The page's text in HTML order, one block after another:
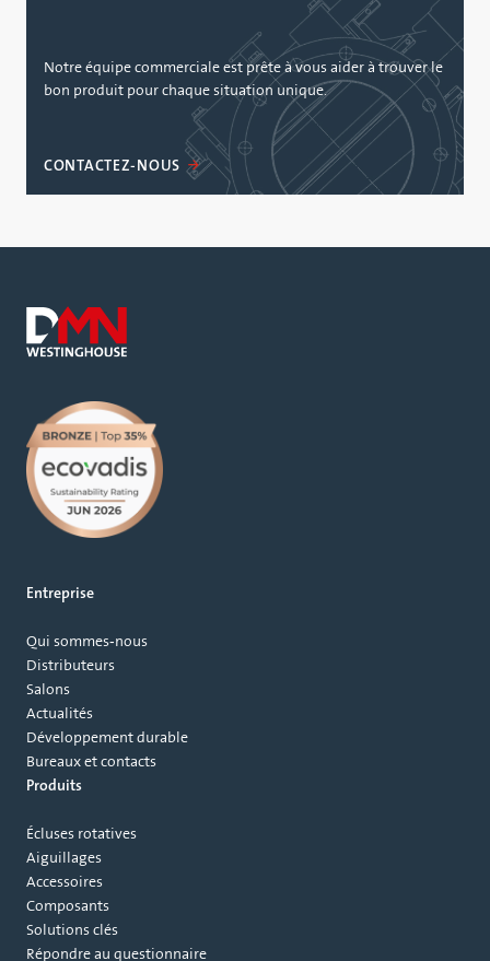
Notre équipe commerciale est prête à vous aider à trouver le
bon produit pour chaque situation unique.
CONTACTEZ-NOUS
Entreprise
Qui sommes‑nous
Distributeurs
Salons
Actualités
Développement durable
Bureaux et contacts
Produits
Écluses rotatives
Aiguillages
Accessoires
Composants
Solutions clés
Répondre au questionnaire